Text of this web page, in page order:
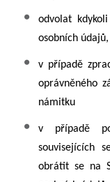
odvolat
osobních údajů,
v případě
oprávněného
námitku
v případě
souvisejících
obrátit se na